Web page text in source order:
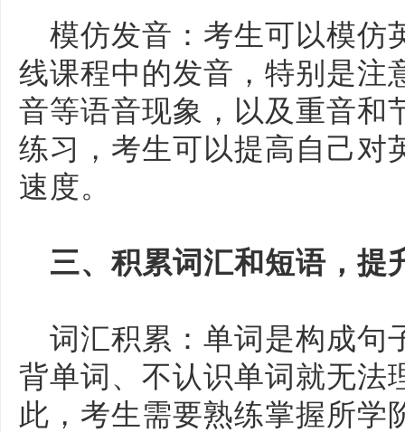
模仿发音：考生可以模仿
线课程中的发音，特别是注
音等语音现象，以及重音和
练习，考生可以提高自己对
速度。
三、积累词汇和短语，提
词汇积累：单词是构成句
背单词、不认识单词就无法
此，考生需要熟练掌握所学